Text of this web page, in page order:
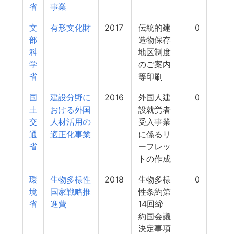
省
事業
文
部
科
学
省
有形文化財 2017
伝統的建
造物保存
地区制度
のご案内
等印刷
0
国
土
交
通
省
建設分野に
おける外国
人材活用の
適正化事業
2016
外国人建
設就労者
受入事業
に係るリ
ーフレッ
トの作成
0
環
境
省
生物多様性
国家戦略推
進費
2018
生物多様
性条約第
14回締
約国会議
決定事項
0